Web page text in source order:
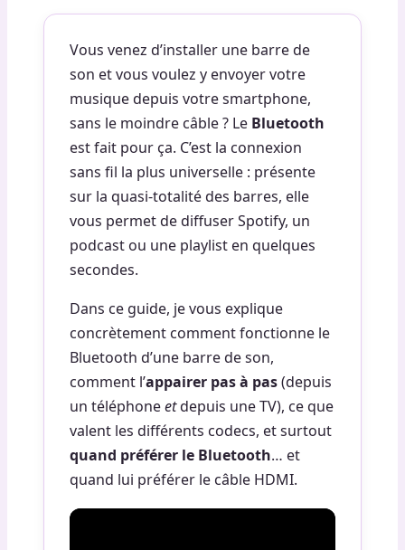
Vous venez d’installer une barre de
son et vous voulez y envoyer votre
musique depuis votre smartphone,
sans le moindre câble ? Le Bluetooth
est fait pour ça. C’est la connexion
sans fil la plus universelle : présente
sur la quasi-totalité des barres, elle
vous permet de diffuser Spotify, un
podcast ou une playlist en quelques
secondes.
Dans ce guide, je vous explique
concrètement comment fonctionne le
Bluetooth d’une barre de son,
comment l’appairer pas à pas(depuis
un téléphoneetdepuis une TV), ce que
valent les différents codecs, et surtout
quand préférer le Bluetooth… et
quand lui préférer le câble HDMI.